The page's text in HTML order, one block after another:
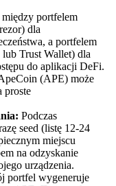
portfelem
dla
a portfelem
Trust Wallet) dla
do aplikacji DeFi.
(APE) może
proste
Podczas
seed (listę 12-24
miejscu
na odzyskanie
urządzenia.
portfel wygeneruje